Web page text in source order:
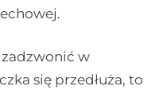
w
się przedłuża, to